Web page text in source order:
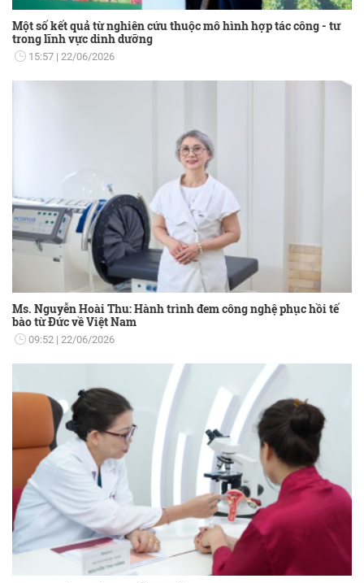
Một số kết quả từ nghiên cứu thuộc mô hình hợp tác công - tư
trong lĩnh vực dinh dưỡng
15:57 22/06/2026
Ms. Nguyễn Hoài Thu: Hành trình đem công nghệ phục hồi tế
bào từ Đức về Việt Nam
09:52 22/06/2026